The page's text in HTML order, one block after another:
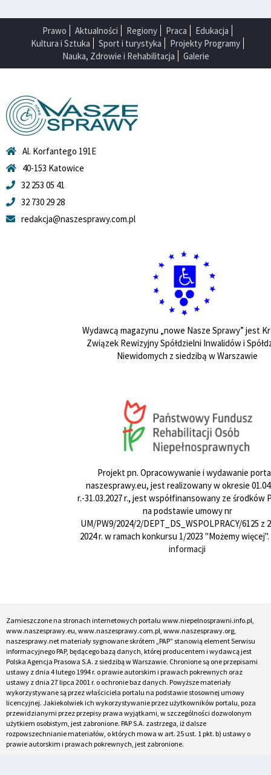
Prawo Aktualności Regiony Praca
Edukacja
Kultura i Sztuka
Sport i turystyka
Projekty Programy
Nauka, Zdrowie i Rehabilitacja
Galerie
Al. Korfantego 191E
40-153 Katowice
32 253 05 41
32 730 29 28
redakcja@naszesprawy.com.pl
Wydawcą magazynu „nowe Nasze Sprawy” jest
Związek Rewizyjny Spółdzielni Inwalidów i
Niewidomych z siedzibą w Warszawie
Projekt pn. Opracowywanie i wydawanie
naszesprawy.eu, jest realizowany w okresie
r.-31.03.2027 r., jest współfinansowany ze środków
na podstawie umowy nr
UM/PW9/2024/2/DEPT_DS_WSPOLPRACY/6125 z
2024 r. w ramach konkursu 1/2023 "Możemy więcej".
informacji
Zamieszczone na stronach internetowych portalu www.niepelnosprawni.info.pl,
www.naszesprawy.eu, www.naszesprawy.com.pl, www.naszesprawy.org,
naszesprawy.net materiały sygnowane skrótem „PAP” stanowią element Serwisu
informacyjnego PAP, będącego bazą danych, której producentem i wydawcą jest
Polska Agencja Prasowa S.A. z siedzibą w Warszawie. Chronione są one przepisami
ustawy z dnia 4 lutego 1994 r. o prawie autorskim i prawach pokrewnych oraz
ustawy z dnia 27 lipca 2001 r. o ochronie baz danych. Powyższe materiały
wykorzystywane są przez właściciela portalu na podstawie stosownej umowy
licencyjnej. Jakiekolwiek ich wykorzystywanie przez użytkowników portalu, poza
przewidzianymi przez przepisy prawa wyjątkami, w szczególności dozwolonym
użytkiem osobistym, jest zabronione. PAP S.A. zastrzega, iż dalsze
rozpowszechnianie materiałów, o których mowa w art. 25 ust. 1 pkt. b) ustawy o
prawie autorskim i prawach pokrewnych, jest zabronione.